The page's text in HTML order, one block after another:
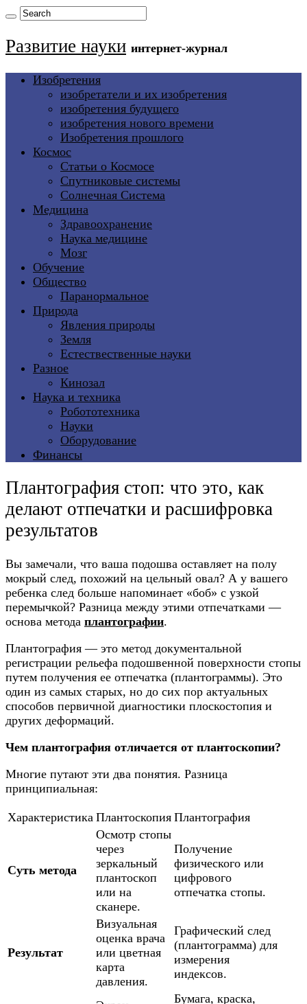
Развитие науки интернет-журнал
Изобретения
изобретатели и их изобретения
изобретения будущего
изобретения нового времени
Изобретения прошлого
Космос
Статьи о Космосе
Спутниковые системы
Солнечная Система
Медицина
Здравоохранение
Наука медицине
Мозг
Обучение
Общество
Паранормальное
Природа
Явления природы
Земля
Естествественные науки
Разное
Кинозал
Наука и техника
Робототехника
Науки
Оборудование
Финансы
Плантография стоп: что это, как
делают отпечатки и расшифровка
результатов
Вы замечали, что ваша подошва оставляет на полу
мокрый след, похожий на цельный овал? А у вашего
ребенка след больше напоминает «боб» с узкой
перемычкой? Разница между этими отпечатками —
основа метода плантографии.
Плантография — это метод документальной
регистрации рельефа подошвенной поверхности стопы
путем получения ее отпечатка (плантограммы). Это
один из самых старых, но до сих пор актуальных
способов первичной диагностики плоскостопия и
других деформаций.
Чем плантография отличается от плантоскопии?
Многие путают эти два понятия. Разница
принципиальная:
Характеристика Плантоскопия Плантография
Суть метода
Осмотр стопы
через
зеркальный
плантоскоп
или на
сканере.
Получение
физического или
цифрового
отпечатка стопы.
Результат
Визуальная
оценка врача
или цветная
карта
давления.
Графический след
(плантограмма) для
измерения
индексов.
Бумага, краска,